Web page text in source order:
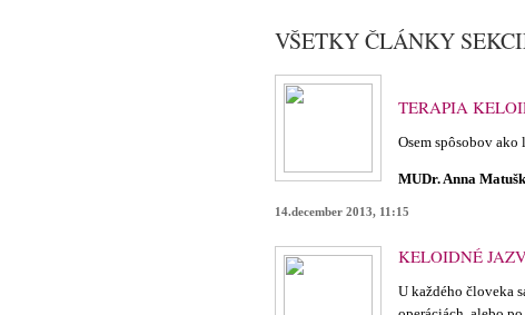
VŠETKY ČLÁNKY
TERAPIA
Osem spôsobov
MUDr. Anna
14.december 2013, 11:15
KELOIDNÉ
U každého človeka